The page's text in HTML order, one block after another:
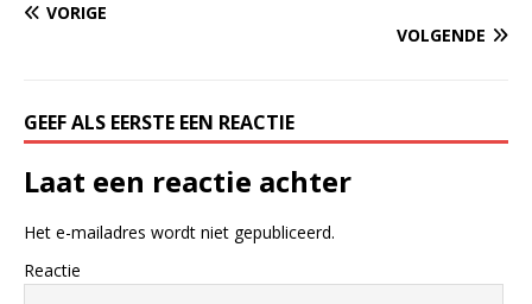
VORIGE
VOLGENDE
GEEF ALS EERSTE EEN REACTIE
Laat een reactie achter
Het e-mailadres wordt niet gepubliceerd.
Reactie